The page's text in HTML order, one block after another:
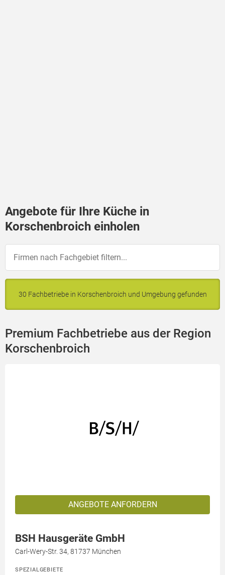
Angebote für Ihre Küche in
Korschenbroich einholen
30 Fachbetriebe in Korschenbroich und Umgebung gefunden
Premium Fachbetriebe aus der Region
Korschenbroich
ANGEBOTE ANFORDERN
BSH Hausgeräte GmbH
Carl-Wery-Str. 34, 81737 München
SPEZIALGEBIETE